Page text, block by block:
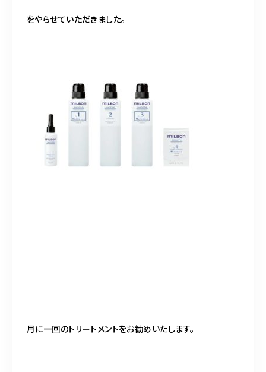
をやらせていただきました。
月に一回のトリートメントをお勧めいたします。